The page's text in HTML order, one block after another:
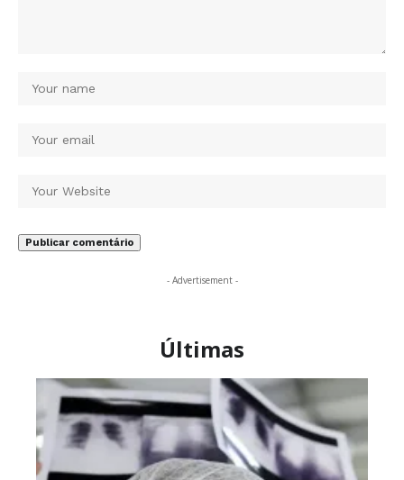
- Advertisement -
Últimas